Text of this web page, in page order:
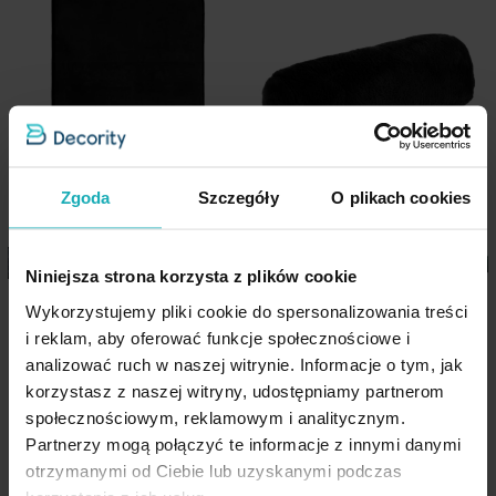
Zgoda Szczegóły O plikach cookies
Niniejsza strona korzysta z plików cookie
Wykorzystujemy pliki cookie do spersonalizowania treści
i reklam, aby oferować funkcje społecznościowe i
analizować ruch w naszej witrynie. Informacje o tym, jak
korzystasz z naszej witryny, udostępniamy partnerom
społecznościowym, reklamowym i analitycznym.
Partnerzy mogą połączyć te informacje z innymi danymi
otrzymanymi od Ciebie lub uzyskanymi podczas
Skład materiałowy
100% poliester
Materiał: futrzana tkanina (przód) + welwet (tył)
Zamek błyskawiczny – szybka wymiana poszewki
Dostępna w wielu kolorach i rozmiarach
Styl: elegancki, przytulny, nowoczesny
Idealna do salonu, sypialni i pokoju dziennego
Dywanik łazienkowy
dekoracyjny z futrzanej tkaniny
podgumowany 50x70 cm
Eurofirany
28,62 zł
-30%
Najniższa cena z 30 dni przed
obniżką:40,90 zł
Poduszka wałek 15x45 cm
czarna z miękkiej futrzanej
tkaniny NINA Eurofirany